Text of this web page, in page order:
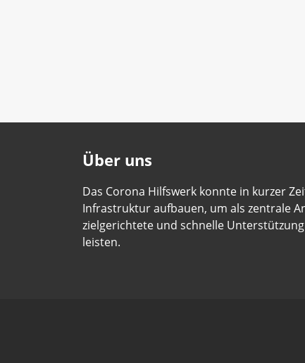
Über uns
Das Corona Hilfswerk konnte in kurzer
Infrastruktur aufbauen, um als zentrale
zielgerichtete und schnelle Unterstützung
leisten.